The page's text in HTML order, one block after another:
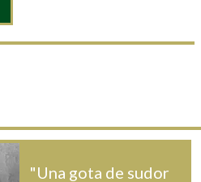
"Una gota de sudor